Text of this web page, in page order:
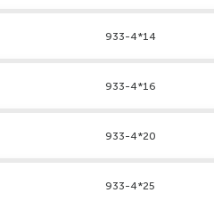
933-4*14
933-4*16
933-4*20
933-4*25